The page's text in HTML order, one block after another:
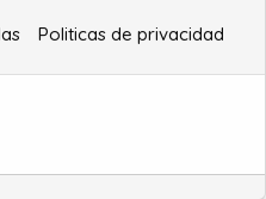
Politicas de privacidad